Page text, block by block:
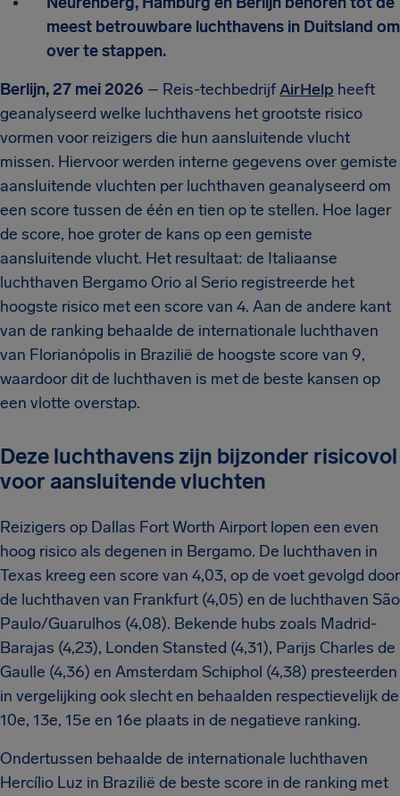
meest betrouwbare luchthavens in Duitsland om
over te stappen.
Berlijn, 27 mei 2026 – Reis-techbedrijfAirHelp heeft
geanalyseerd welke luchthavens het grootste risico
vormen voor reizigers die hun aansluitende vlucht
missen. Hiervoor werden interne gegevens over gemiste
aansluitende vluchten per luchthaven geanalyseerd om
een score tussen de één en tien op te stellen. Hoe lager
de score, hoe groter de kans op een gemiste
aansluitende vlucht. Het resultaat: de Italiaanse
luchthaven Bergamo Orio al Serio registreerde het
hoogste risico met een score van 4. Aan de andere kant
van de ranking behaalde de internationale luchthaven
van Florianópolis in Brazilië de hoogste score van 9,
waardoor dit de luchthaven is met de beste kansen op
een vlotte overstap.
Deze luchthavens zijn bijzonder risicovol
voor aansluitende vluchten
Reizigers op Dallas Fort Worth Airport lopen een even
hoog risico als degenen in Bergamo. De luchthaven in
Texas kreeg een score van 4,03, op de voet gevolgd door
de luchthaven van Frankfurt (4,05) en de luchthaven São
Paulo/Guarulhos (4,08). Bekende hubs zoals Madrid-
Barajas (4,23), Londen Stansted (4,31), Parijs Charles de
Gaulle (4,36) en Amsterdam Schiphol (4,38) presteerden
in vergelijking ook slecht en behaalden respectievelijk de
10e, 13e, 15e en 16e plaats in de negatieve ranking.
Ondertussen behaalde de internationale luchthaven
Hercílio Luz in Brazilië de beste score in de ranking met